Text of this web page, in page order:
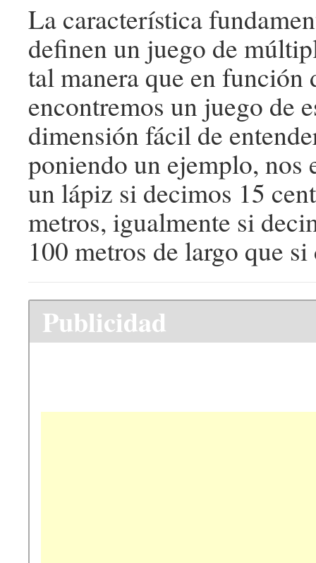
La característica
definen un juego de
tal manera que en
encontremos un juego de
dimensión fácil de
poniendo un ejemplo, nos
un lápiz si decimos 15
metros, igualmente si
100 metros de largo que
Publicidad